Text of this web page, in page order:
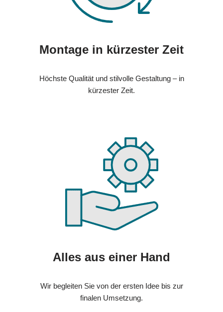
Montage in kürzester Zeit
Höchste Qualität und stilvolle Gestaltung – in
kürzester Zeit.
Alles aus einer Hand
Wir begleiten Sie von der ersten Idee bis zur
finalen Umsetzung.